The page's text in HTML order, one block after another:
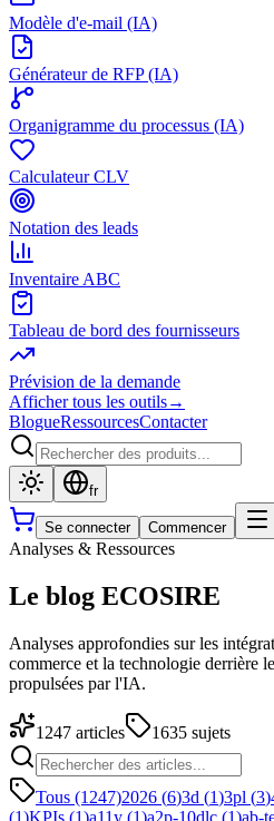
Modèle d'e-mail (IA)
Générateur de RFP (IA)
Organigramme du processus (IA)
Calculateur CLV
Notation des leads
Inventaire ABC
Tableau de bord des fournisseurs
Prévision de la demande
Afficher tous les outils→
BlogueRessourcesContacter
fr
Se connecter Commencer
Analyses & Ressources
Le blog ECOSIRE
Analyses approfondies sur les
commerce et la technologie derrière
propulsées par l'IA.
1247 articles 1635 sujets
Tous (1247)2026 (6)3d (1)3pl (3)
(1)KPIs (1)a11y (1)a2p-10dlc (1)ab-